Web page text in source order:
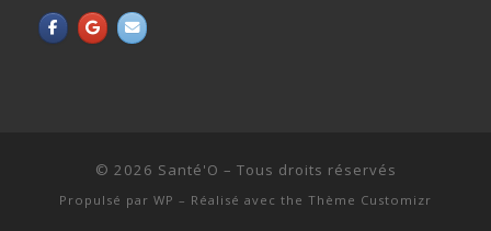
© 2026 Santé'O – Tous droits réservés
Propulsé par WP – Réalisé avec the Thème Customizr